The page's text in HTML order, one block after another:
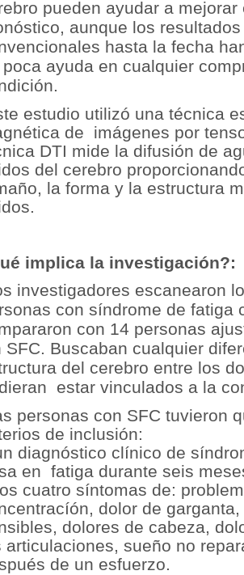
pueden ayudar a
aunque los
hasta la fecha
poca ayuda en cualquier
estudio utilizó una técnica
de imágenes por
DTI mide la difusión de
del cerebro
la forma y la estructura
implica la investigación?:
investigadores escanearon
con síndrome de fatiga
con 14 personas
SFC. Buscaban cualquier
del cerebro entre los
estar vinculados a la
personas con SFC tuvieron
de inclusión:
diagnóstico clínico de
en fatiga durante seis
cuatro síntomas de:
dolor de
dolores de cabeza,
articulaciones, sueño no
de un